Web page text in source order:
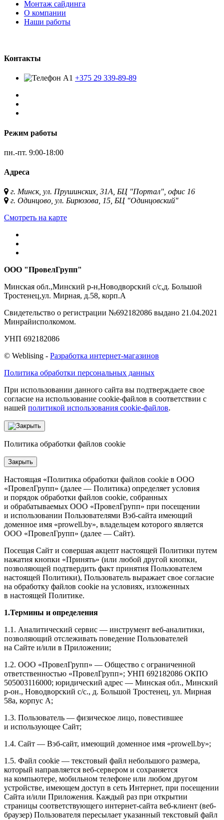
Монтаж сайдинга
О компании
Наши работы
Контакты
+375 29 339-89-89
Режим работы
пн.-пт. 9:00-18:00
Адреса
г. Минск, ул. Прушинских, 31А, БЦ "Портал", офис 16
г. Одинцово, ул. Бирюзова, 15, БЦ "Одинцовский"
Смотреть на карте
ООО "ПровелГрупп"
Минская обл.,Минский р-н,Новодворский с/с,д. Большой
Тростенец,ул. Мирная, д.58, корп.А
Свидетельство о регистрации №692182086 выдано 21.04.2021
Минрайисполкомом.
УНП 692182086
© Weblising - Разработка интернет-магазинов
Политика обработки персональных данных
При использовании данного сайта вы подтверждаете свое
согласие на использование cookie-файлов в соответствии с
нашей политикой использования cookie-файлов.
Политика обработки файлов cookie
Закрыть
Настоящая «Политика обработки файлов cookie в ООО
«ПровелГрупп» (далее — Политика) определяет условия
и порядок обработки файлов cookie, собранных
и обрабатываемых ООО «ПровелГрупп» при посещении
и использовании Пользователями Вэб-сайта имеющий
доменное имя «prowell.by», владельцем которого является
ООО «ПровелГрупп» (далее — Сайт).
Посещая Сайт и совершая акцепт настоящей Политики путем
нажатия кнопки «Принять» (или любой другой кнопки,
позволяющей подтвердить факт принятия Пользователем
настоящей Политики), Пользователь выражает свое согласие
на обработку файлов cookie на условиях, изложенных
в настоящей Политике.
1.Термины и определения
1.1. Аналитический сервис — инструмент веб-аналитики,
позволяющий отслеживать поведение Пользователей
на Сайте и/или в Приложении;
1.2. ООО «ПровелГрупп» — Общество с ограниченной
ответственностью «ПровелГрупп»; УНП 692182086 ОКПО
505003116000; юридический адрес — Минская обл., Минский
р-он., Новодворский с/с., д. Большой Тростенец, ул. Мирная
58а, корпус А;
1.3. Пользователь — физическое лицо, повестившее
и использующее Сайт;
1.4. Сайт — Вэб-сайт, имеющий доменное имя «prowell.by»;
1.5. Файл сookie — текстовый файл небольшого размера,
который направляется веб-сервером и сохраняется
на компьютере, мобильном телефоне или любом другом
устройстве, имеющем доступ в сеть Интернет, при посещении
Сайта и/или Приложения. Каждый раз при открытии
страницы соответствующего интернет-сайта веб-клиент (веб-
браузер) Пользователя пересылает указанный текстовый файл